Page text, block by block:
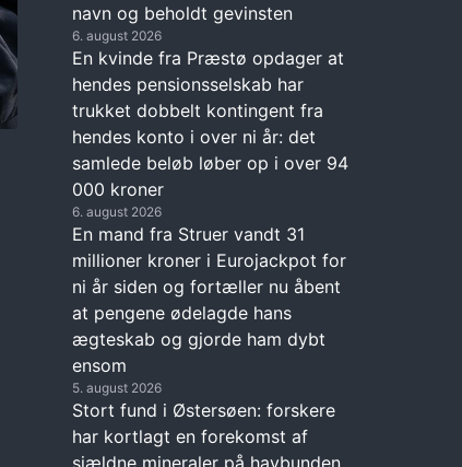
navn og beholdt gevinsten
6. august 2026
En kvinde fra Præstø opdager at
hendes pensionsselskab har
trukket dobbelt kontingent fra
hendes konto i over ni år: det
samlede beløb løber op i over 94
000 kroner
6. august 2026
En mand fra Struer vandt 31
millioner kroner i Eurojackpot for
ni år siden og fortæller nu åbent
at pengene ødelagde hans
ægteskab og gjorde ham dybt
ensom
5. august 2026
Stort fund i Østersøen: forskere
har kortlagt en forekomst af
sjældne mineraler på havbunden